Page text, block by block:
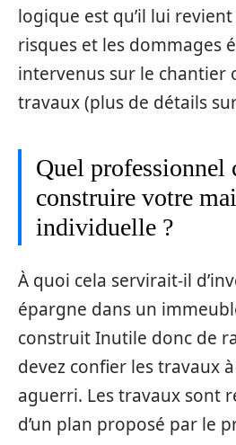
logique est qu’il lui revient
risques et les dommages
intervenus sur le chantier
travaux (plus de détails
Quel professionnel
construire votre
individuelle ?
À quoi cela servirait-il
épargne dans un
construit Inutile donc de
devez confier les travaux
aguerri. Les travaux sont
d’un plan proposé par le